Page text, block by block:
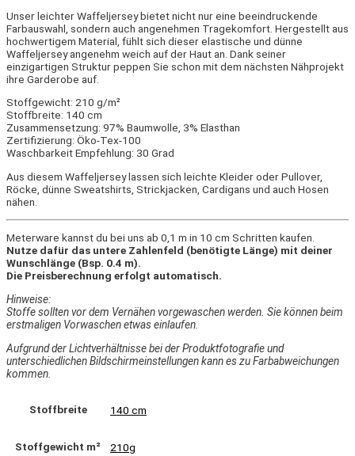
Unser leichter Waffeljersey bietet nicht nur eine beeindruckende
Farbauswahl, sondern auch angenehmen Tragekomfort. Hergestellt aus
hochwertigem Material, fühlt sich dieser elastische und dünne
Waffeljersey angenehm weich auf der Haut an. Dank seiner
einzigartigen Struktur peppen Sie schon mit dem nächsten Nähprojekt
ihre Garderobe auf.
Stoffgewicht: 210 g/m²
Stoffbreite: 140 cm
Zusammensetzung: 97% Baumwolle, 3% Elasthan
Zertifizierung: Öko-Tex-100
Waschbarkeit Empfehlung: 30 Grad
Aus diesem Waffeljersey lassen sich leichte Kleider oder Pullover,
Röcke, dünne Sweatshirts, Strickjacken, Cardigans und auch Hosen
nähen.
Meterware kannst du bei uns ab 0,1 m in 10 cm Schritten kaufen.
Nutze dafür das untere Zahlenfeld (benötigte Länge) mit deiner
Wunschlänge (Bsp. 0.4 m).
Die Preisberechnung erfolgt automatisch.
Hinweise:
Stoffe sollten vor dem Vernähen vorgewaschen werden. Sie können beim
erstmaligen Vorwaschen etwas einlaufen.
Aufgrund der Lichtverhältnisse bei der Produktfotografie und
unterschiedlichen Bildschirmeinstellungen kann es zu Farbabweichungen
kommen.
Stoffbreite 140 cm
Stoffgewicht m² 210g